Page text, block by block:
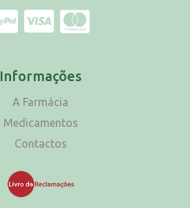
Informações
A Farmácia
Medicamentos
Contactos